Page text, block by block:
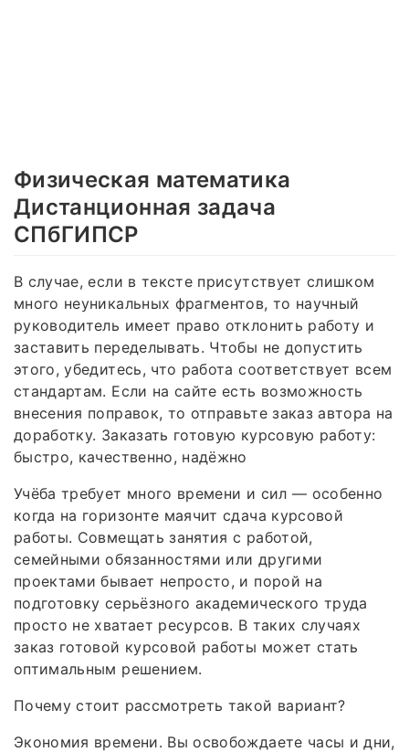
Физическая математика
Дистанционная задача
СПбГИПСР
В случае, если в тексте присутствует слишком
много неуникальных фрагментов, то научный
руководитель имеет право отклонить работу и
заставить переделывать. Чтобы не допустить
этого, убедитесь, что работа соответствует всем
стандартам. Если на сайте есть возможность
внесения поправок, то отправьте заказ автора на
доработку. Заказать готовую курсовую работу:
быстро, качественно, надёжно
Учёба требует много времени и сил — особенно
когда на горизонте маячит сдача курсовой
работы. Совмещать занятия с работой,
семейными обязанностями или другими
проектами бывает непросто, и порой на
подготовку серьёзного академического труда
просто не хватает ресурсов. В таких случаях
заказ готовой курсовой работы может стать
оптимальным решением.
Почему стоит рассмотреть такой вариант?
Экономия времени. Вы освобождаете часы и дни,